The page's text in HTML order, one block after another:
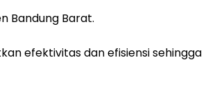
Bandung Barat.
efektivitas dan efisiensi sehingga